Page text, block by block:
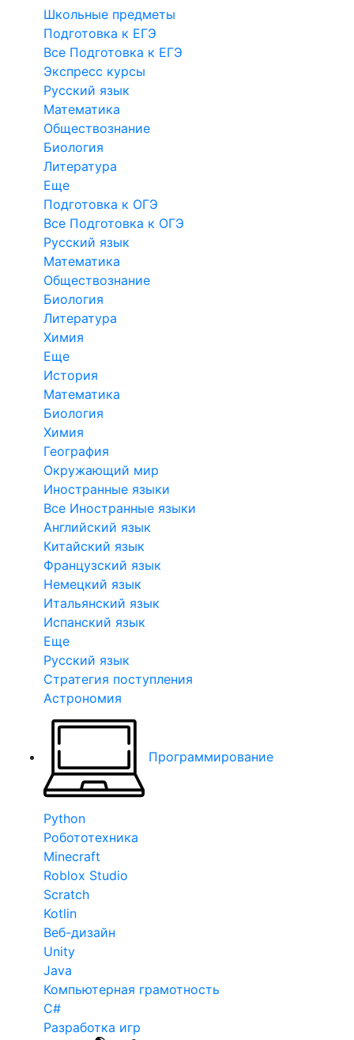
Школьные предметы
Подготовка к ЕГЭ
Все Подготовка к ЕГЭ
Экспресс курсы
Русский язык
Математика
Обществознание
Биология
Литература
Еще
Подготовка к ОГЭ
Все Подготовка к ОГЭ
Русский язык
Математика
Обществознание
Биология
Литература
Химия
Еще
История
Математика
Биология
Химия
География
Окружающий мир
Иностранные языки
Все Иностранные языки
Английский язык
Китайский язык
Французский язык
Немецкий язык
Итальянский язык
Испанский язык
Еще
Русский язык
Стратегия поступления
Астрономия
Программирование
Python
Робототехника
Minecraft
Roblox Studio
Scratch
Kotlin
Веб-дизайн
Unity
Java
Компьютерная грамотность
C#
Разработка игр